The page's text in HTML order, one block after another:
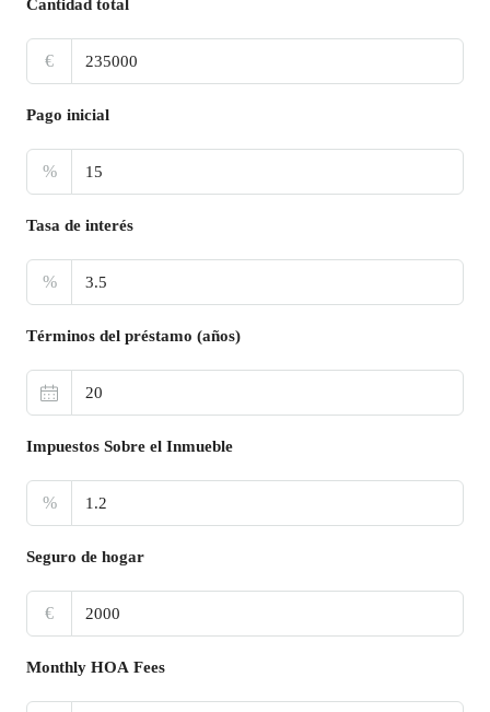
Cantidad total
€
Pago inicial
%
Tasa de interés
%
Términos del préstamo (años)
Impuestos Sobre el Inmueble
%
Seguro de hogar
€
Monthly HOA Fees